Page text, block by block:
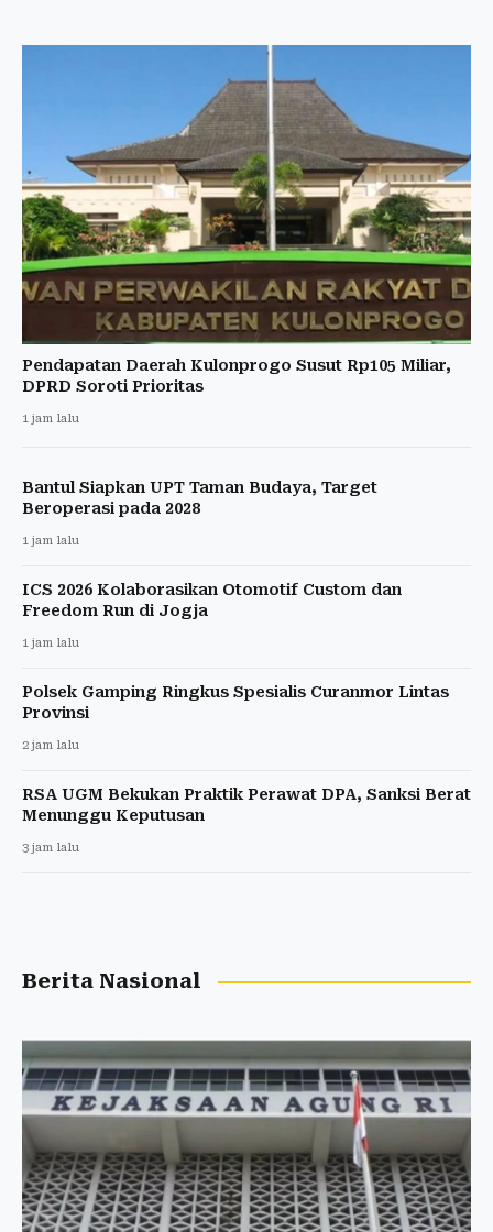
Pendapatan Daerah Kulonprogo Susut Rp105 Miliar,
DPRD Soroti Prioritas
1 jam lalu
Bantul Siapkan UPT Taman Budaya, Target
Beroperasi pada 2028
1 jam lalu
ICS 2026 Kolaborasikan Otomotif Custom dan
Freedom Run di Jogja
1 jam lalu
Polsek Gamping Ringkus Spesialis Curanmor Lintas
Provinsi
2 jam lalu
RSA UGM Bekukan Praktik Perawat DPA, Sanksi Berat
Menunggu Keputusan
3 jam lalu
Berita Nasional